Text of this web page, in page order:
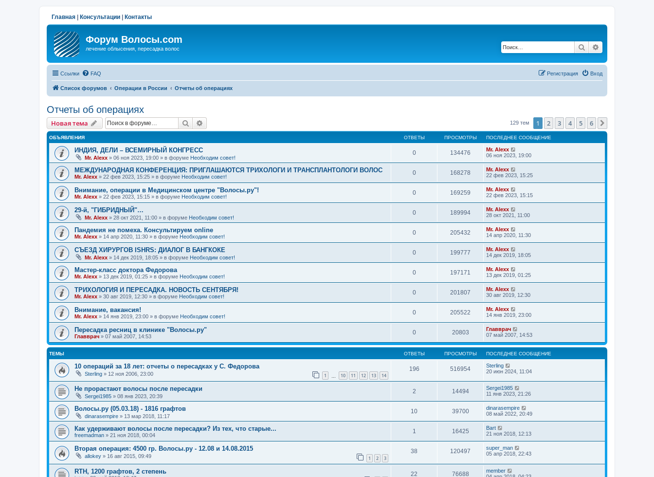
Главная Консультации Контакты
Форум Волосы.com
лечение облысения, пересадка волос Поиск
Ссылки FAQ Вход
Регистрация
Список форумов Операции в России Отчеты об операциях
Отчеты об операциях
Новая тема Поиск 129 тем 1 2 3 4 5 6
ОБЪЯВЛЕНИЯ ОТВЕТЫ ПРОСМОТРЫ ПОСЛЕДНЕЕ СООБЩЕНИЕ
ИНДИЯ, ДЕЛИ – ВСЕМИРНЫЙ КОНГРЕСС
Mr. Alexx » 06 ноя 2023, 19:00 » в форуме Необходим совет!
0 134476
Mr. Alexx
06 ноя 2023, 19:00
МЕЖДУНАРОДНАЯ КОНФЕРЕНЦИЯ: ПРИГЛАШАЮТСЯ ТРИХОЛОГИ И ТРАНСПЛАНТОЛОГИ ВОЛОС
Mr. Alexx » 22 фев 2023, 15:25 » в форуме Необходим совет!
0 168278
Mr. Alexx
22 фев 2023, 15:25
Внимание, операции в Медицинском центре "Волосы.ру"!
Mr. Alexx » 22 фев 2023, 15:15 » в форуме Необходим совет!
0 169259
Mr. Alexx
22 фев 2023, 15:15
29-й, "ГИБРИДНЫЙ"…
Mr. Alexx » 28 окт 2021, 11:00 » в форуме Необходим совет!
0 189994
Mr. Alexx
28 окт 2021, 11:00
Пандемия не помеха. Консультируем online
Mr. Alexx » 14 апр 2020, 11:30 » в форуме Необходим совет!
0 205432
Mr. Alexx
14 апр 2020, 11:30
СЪЕЗД ХИРУРГОВ ISHRS: ДИАЛОГ В БАНГКОКЕ
Mr. Alexx » 14 дек 2019, 18:05 » в форуме Необходим совет!
0 199777
Mr. Alexx
14 дек 2019, 18:05
Мастер-класс доктора Федорова
Mr. Alexx » 13 дек 2019, 01:25 » в форуме Необходим совет!
0 197171
Mr. Alexx
13 дек 2019, 01:25
ТРИХОЛОГИЯ И ПЕРЕСАДКА. НОВОСТЬ СЕНТЯБРЯ!
Mr. Alexx » 30 авг 2019, 12:30 » в форуме Необходим совет!
0 201807
Mr. Alexx
30 авг 2019, 12:30
Внимание, вакансия!
Mr. Alexx » 14 янв 2019, 23:00 » в форуме Необходим совет!
0 205522
Mr. Alexx
14 янв 2019, 23:00
Пересадка ресниц в клинике "Волосы.ру"
Главврач » 07 май 2007, 14:53
0 20803
Главврач
07 май 2007, 14:53
ТЕМЫ ОТВЕТЫ ПРОСМОТРЫ ПОСЛЕДНЕЕ СООБЩЕНИЕ
10 операций за 18 лет: отчеты о пересадках у С. Федорова
Sterling » 12 ноя 2006, 23:00 1 10 11 12 13 14
196 516954
Sterling
20 июн 2024, 11:04
Не прорастают волосы после пересадки
Sergei1985 » 08 янв 2023, 20:39
2 14494
Sergei1985
11 янв 2023, 21:26
Волосы.ру (05.03.18) - 1816 графтов
dinarasempire » 13 мар 2018, 11:17
10 39700
dinarasempire
08 май 2022, 20:49
Как удерживают волосы после пересадки? Из тех, что старые...
freemadman » 21 ноя 2018, 00:04
1 16425
Bart
21 ноя 2018, 12:13
Вторая операция: 4500 гр. Волосы.ру - 12.08 и 14.08.2015
allokey » 16 авг 2015, 09:49 1 2 3
38 120497
super_man
05 апр 2018, 22:43
RTH, 1200 графтов, 2 степень 22 76688
member